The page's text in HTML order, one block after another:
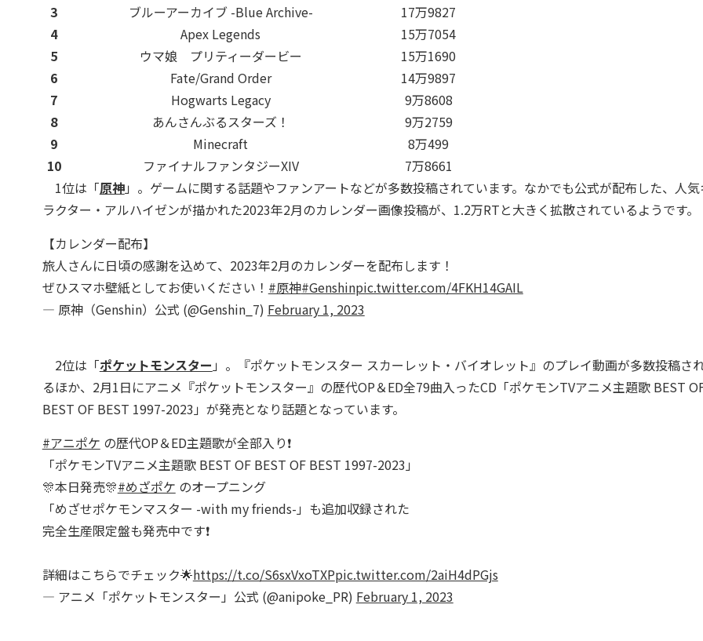
3
ブルーアーカイブ -Blue Archive-
17万9827
4
Apex Legends
15万7054
5
ウマ娘 プリティーダービー
15万1690
6
Fate/Grand Order
14万9897
7
Hogwarts Legacy
9万8608
8
あんさんぶるスターズ！
9万2759
9
Minecraft
8万499
10
ファイナルファンタジーXIV
7万8661
1位は「原神」。ゲームに関する話題やファンアートなどが多数投稿されています。なかでも公式が配布した、人
ラクター・アルハイゼンが描かれた2023年2月のカレンダー画像投稿が、1.2万RTと大きく拡散されているようです。
【カレンダー配布】
旅人さんに日頃の感謝を込めて、2023年2月のカレンダーを配布します！
ぜひスマホ壁紙としてお使いください！ #原神#Genshinpic.twitter.com/4FKH14GAIL
— 原神（Genshin）公式 (@Genshin_7) February 1, 2023
2位は「ポケットモンスター 」。『ポケットモンスター スカーレット・バイオレット』のプレイ動画が多数投稿さ
るほか、2月1日にアニメ『ポケットモンスター』の歴代OP＆ED全79曲入ったCD「ポケモンTVアニメ主題歌 BEST
BEST OF BEST 1997-2023」が発売となり話題となっています。
#アニポケ の歴代OP＆ED主題歌が全部入り❗
「ポケモンTVアニメ主題歌 BEST OF BEST OF BEST 1997-2023」
🎊本日発売🎊#めざポケ のオープニング
「めざせポケモンマスター -with my friends-」も追加収録された
完全生産限定盤も発売中です❗
詳細はこちらでチェック🌟https://t.co/S6sxVxoTXPpic.twitter.com/2aiH4dPGjs
— アニメ「ポケットモンスター」公式 (@anipoke_PR) February 1, 2023